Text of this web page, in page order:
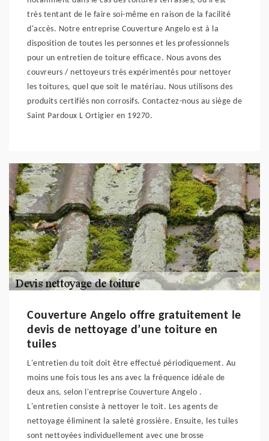
très tentant de le faire soi-même en raison de la facilité
d'accès. Notre entreprise Couverture Angelo est à la
disposition de toutes les personnes et les professionnels
pour un entretien de toiture efficace. Nous avons des
couvreurs / nettoyeurs très expérimentés pour nettoyer
les toitures, quel que soit le matériau. Nous utilisons des
produits certifiés non corrosifs. Contactez-nous au siège de
Saint Pardoux L Ortigier en 19270.
Couverture Angelo offre gratuitement le
devis de nettoyage d’une toiture en
tuiles
L'entretien du toit doit être effectué périodiquement. Au
moins une fois tous les ans avec la fréquence idéale de
deux ans, selon l'entreprise Couverture Angelo .
L'entretien consiste à nettoyer le toit. Les agents de
nettoyage éliminent la saleté grossière. Ensuite, les tuiles
sont nettoyées individuellement avec une brosse